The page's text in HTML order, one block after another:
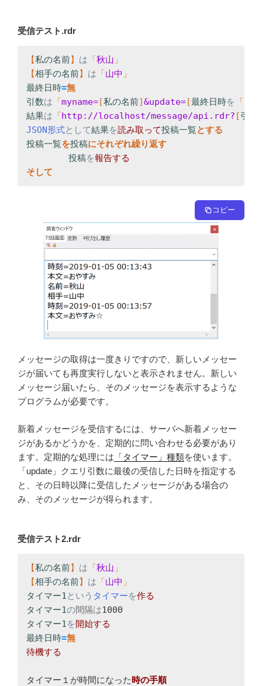
受信テスト.rdr
【私の名前】 は 「秋山
【相手の名前】 は 「山中
最終日時=
引数は 「myname=[私の名前]&update=[最終日時を 「
結果は 「http://localhost/message/api.rdr? [引数
JSON形式として結果を読み取って投稿一覧
投稿一覧を投稿に
投稿を
そして
コピー
メッセージの取得は一度きりですので、新しいメッセー
ジが届いても再度実行しないと表示されません。新しい
メッセージ届いたら、そのメッセージを表示するような
プログラムが必要です。
新着メッセージを受信するには、サーバへ新着メッセー
ジがあるかどうかを、定期的に問い合わせる必要があり
ます。定期的な処理には 「タイマー」種類を使います。
「update」クエリ引数に最後の受信した日時を指定する
と、その日時以降に受信したメッセージがある場合の
み、そのメッセージが得られます。
受信テスト2.rdr
【私の名前】 は 「秋山
【相手の名前】 は 「山中
タイマー1という タイマーを
タイマー1の間隔は
タイマー1を
最終日時=
待機する
タイマー１が時間になった